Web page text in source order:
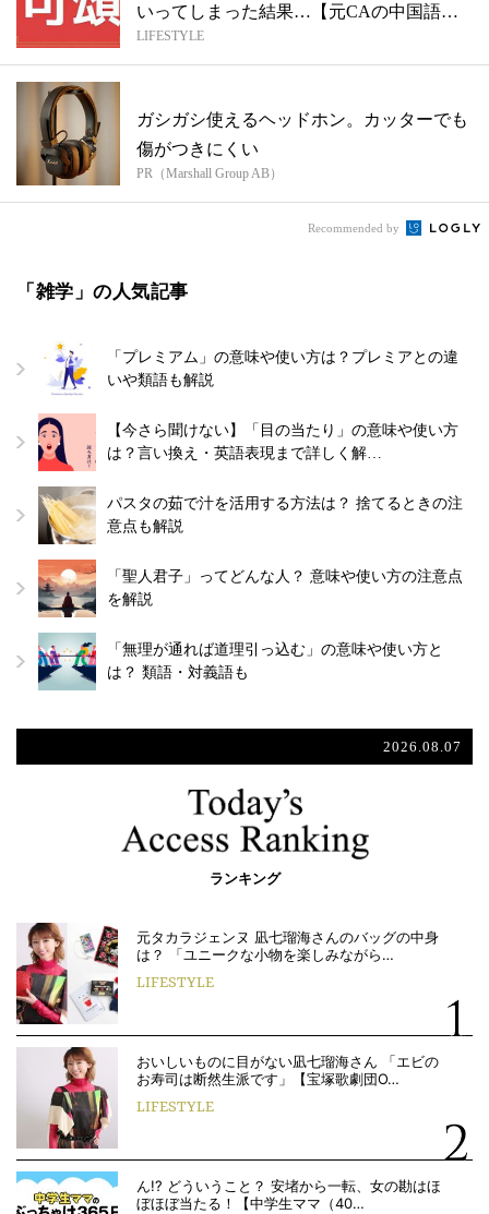
いってしまった結果…【元CAの中国語っ
てム...
LIFESTYLE
ガシガシ使えるヘッドホン。カッターでも
傷がつきにくい
PR（Marshall Group AB）
Recommended by
「雑学」の人気記事
「プレミアム」の意味や使い方は？プレミアとの違
いや類語も解説
【今さら聞けない】「目の当たり」の意味や使い方
は？言い換え・英語表現まで詳しく解…
パスタの茹で汁を活用する方法は？ 捨てるときの注
意点も解説
「聖人君子」ってどんな人？ 意味や使い方の注意点
を解説
「無理が通れば道理引っ込む」の意味や使い方と
は？ 類語・対義語も
2026.08.07
ランキング
元タカラジェンヌ 凪七瑠海さんのバッグの中身
は？ 「ユニークな小物を楽しみながら…
LIFESTYLE
おいしいものに目がない凪七瑠海さん 「エビの
お寿司は断然生派です」【宝塚歌劇団O…
LIFESTYLE
ん!? どういうこと？ 安堵から一転、女の勘はほ
ぼほぼ当たる！【中学生ママ（40…